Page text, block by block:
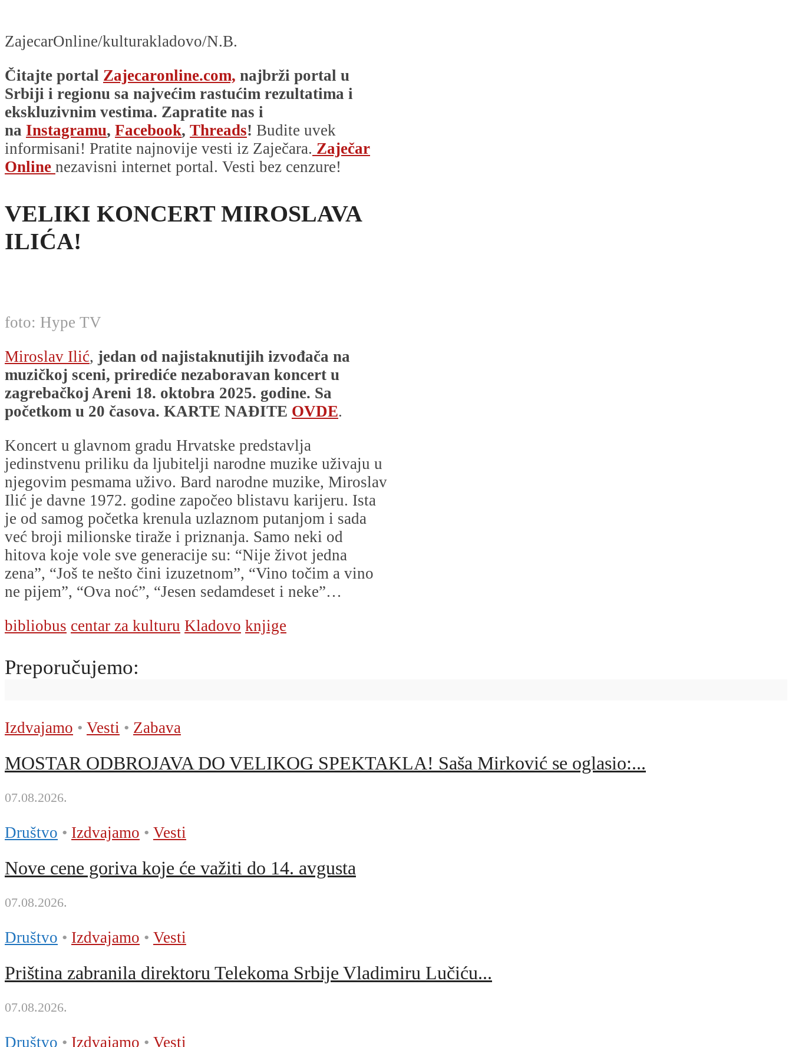
ZajecarOnline/kulturakladovo/N.B.
Čitajte portal Zajecaronline.com, najbrži portal u
Srbiji i regionu sa najvećim rastućim rezultatima i
ekskluzivnim vestima. Zapratite nas i
na Instagramu, Facebook, Threads! Budite uvek
informisani! Pratite najnovije vesti iz Zaječara. Zaječar
Online nezavisni internet portal. Vesti bez cenzure!
VELIKI KONCERT MIROSLAVA
ILIĆA!
foto: Hype TV
Miroslav Ilić, jedan od najistaknutijih izvođača na
muzičkoj sceni, prirediće nezaboravan koncert u
zagrebačkoj Areni 18. oktobra 2025. godine. Sa
početkom u 20 časova. KARTE NAĐITE OVDE.
Koncert u glavnom gradu Hrvatske predstavlja
jedinstvenu priliku da ljubitelji narodne muzike uživaju u
njegovim pesmama uživo. Bard narodne muzike, Miroslav
Ilić je davne 1972. godine započeo blistavu karijeru. Ista
je od samog početka krenula uzlaznom putanjom i sada
već broji milionske tiraže i priznanja. Samo neki od
hitova koje vole sve generacije su: “Nije život jedna
zena”, “Još te nešto čini izuzetnom”, “Vino točim a vino
ne pijem”, “Ova noć”, “Jesen sedamdeset i neke”…
bibliobus centar za kulturu Kladovo knjige
Preporučujemo:
Izdvajamo • Vesti • Zabava
MOSTAR ODBROJAVA DO VELIKOG SPEKTAKLA! Saša Mirković se oglasio:...
07.08.2026.
Društvo • Izdvajamo • Vesti
Nove cene goriva koje će važiti do 14. avgusta
07.08.2026.
Društvo • Izdvajamo • Vesti
Priština zabranila direktoru Telekoma Srbije Vladimiru Lučiću...
07.08.2026.
Društvo • Izdvajamo • Vesti